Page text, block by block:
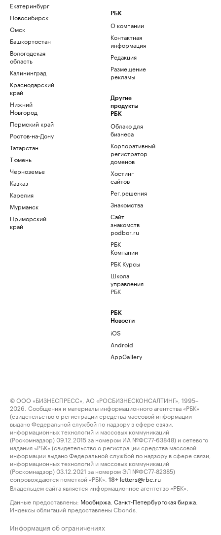
Екатеринбург
Новосибирск
Омск
Башкортостан
Вологодская
область
Калининград
Краснодарский
край
Нижний
Новгород
Пермский край
Ростов-на-Дону
Татарстан
Тюмень
Черноземье
Кавказ
Карелия
Мурманск
Приморский
край
РБК
О компании
Контактная
информация
Редакция
Размещение
рекламы
Другие
продукты
РБК
Облако для
бизнеса
Корпоративный
регистратор
доменов
Хостинг
сайтов
Рег.решения
Знакомства
Сайт
знакомств
podbor.ru
РБК
Компании
РБК Курсы
Школа
управления
РБК
РБК
Новости
iOS
Android
AppGallery
© ООО «БИЗНЕСПРЕСС», АО «РОСБИЗНЕСКОНСАЛТИНГ», 1995–
2026. Сообщения и материалы информационного агентства «РБК»
(свидетельство о регистрации средства массовой информации
выдано Федеральной службой по надзору в сфере связи,
информационных технологий и массовых коммуникаций
(Роскомнадзор) 09.12.2015 за номером ИА №ФС77-63848) и сетевого
издания «РБК» (свидетельство о регистрации средства массовой
информации выдано Федеральной службой по надзору в сфере связи,
информационных технологий и массовых коммуникаций
(Роскомнадзор) 03.12.2021 за номером ЭЛ №ФС77-82385)
сопровождаются пометкой «РБК».
18+ letters@rbc.ru
Владельцем сайта является информационное агентство «РБК».
Данные предоставлены: Мосбиржа Санкт-Петербургская биржа
Индексы облигаций предоставлены Cbonds.
Информация об ограничениях